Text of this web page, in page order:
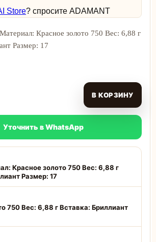
Store? спросите ADAMANT
Красное золото 750 Вес: 6,88 г
Размер: 17
В КОРЗИНУ
Уточнить в WhatsApp
Красное золото 750 Вес: 6,88 г
Размер: 17
750 Вес: 6,88 г Вставка: Бриллиант